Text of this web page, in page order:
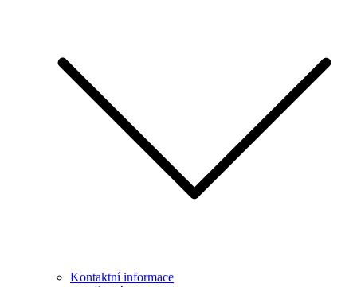
Kontaktní informace